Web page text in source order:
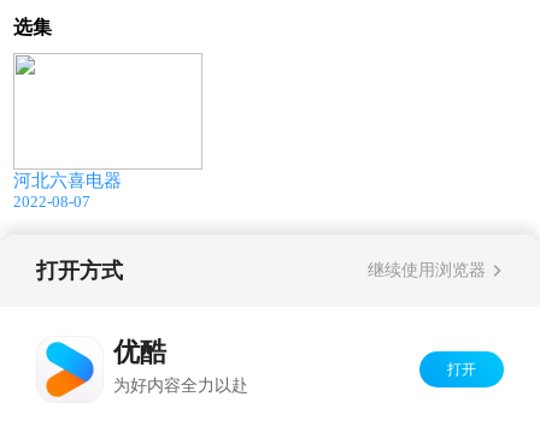
选集
河北六喜电器
2022-08-07
版权所有
打开方式 继续使用浏览器
优酷
为好内容全力以赴
打开